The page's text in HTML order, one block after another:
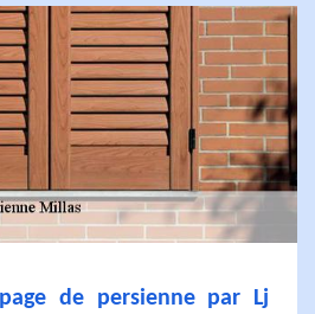
de persienne par Lj